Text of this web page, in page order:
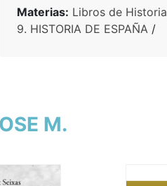
Materias: Libros de Historia
9. HISTORIA DE ESPAÑA /
M.